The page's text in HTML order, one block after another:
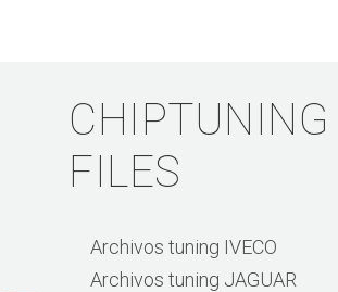
CHIPTUNING
FILES
Archivos tuning IVECO
Archivos tuning JAGUAR